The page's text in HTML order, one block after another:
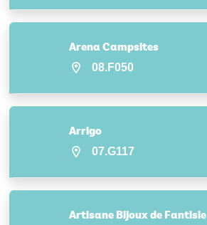
Arena Campsites
08.F050
Arrigo
07.G117
Artisane Bijoux de Fantisie